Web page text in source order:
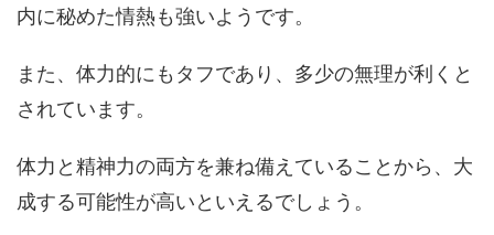
内に秘めた情熱も強いようです。
また、体力的にもタフであり、多少の無理が利くと
されています。
体力と精神力の両方を兼ね備えていることから、大
成する可能性が高いといえるでしょう。